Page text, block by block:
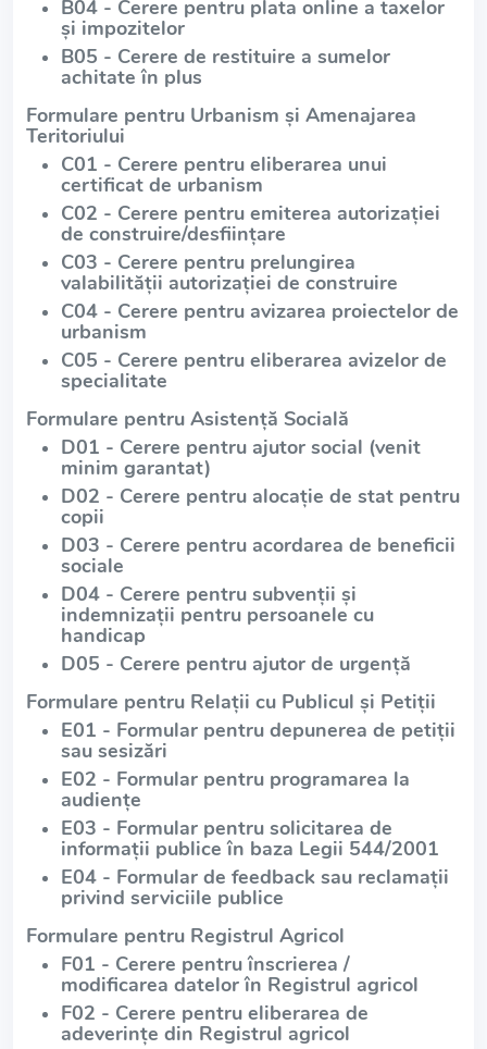
B04 - Cerere pentru plata online a taxelor
și impozitelor
B05 - Cerere de restituire a sumelor
achitate în plus
Formulare pentru Urbanism și Amenajarea
Teritoriului
C01 - Cerere pentru eliberarea unui
certificat de urbanism
C02 - Cerere pentru emiterea autorizației
de construire/desființare
C03 - Cerere pentru prelungirea
valabilității autorizației de construire
C04 - Cerere pentru avizarea proiectelor de
urbanism
C05 - Cerere pentru eliberarea avizelor de
specialitate
Formulare pentru Asistență Socială
D01 - Cerere pentru ajutor social (venit
minim garantat)
D02 - Cerere pentru alocație de stat pentru
copii
D03 - Cerere pentru acordarea de beneficii
sociale
D04 - Cerere pentru subvenții și
indemnizații pentru persoanele cu
handicap
D05 - Cerere pentru ajutor de urgență
Formulare pentru Relații cu Publicul și Petiții
E01 - Formular pentru depunerea de petiții
sau sesizări
E02 - Formular pentru programarea la
audiențe
E03 - Formular pentru solicitarea de
informații publice în baza Legii 544/2001
E04 - Formular de feedback sau reclamații
privind serviciile publice
Formulare pentru Registrul Agricol
F01 - Cerere pentru înscrierea /
modificarea datelor în Registrul agricol
F02 - Cerere pentru eliberarea de
adeverințe din Registrul agricol